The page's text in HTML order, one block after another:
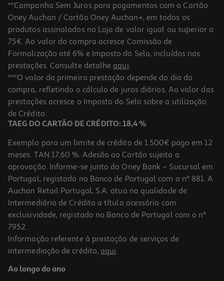
**Campanha Sem Juros para pagamentos com o Cartão
Oney Auchan / Cartão Oney Auchan+, em todos os
produtos assinalados na Loja de valor igual ou superior a
75€. Ao valor da compra acresce Comissão de
Formalização até 6% e Imposto do Selo, incluídos nas
prestações. Consulte detalhe aqui.
***O valor da primeira prestação depende do dia da
compra, refletindo o cálculo de juros diários. Ao valor das
prestações acresce o Imposto do Selo sobre a utilização
de Crédito.
TAEG DO CARTÃO DE CRÉDITO: 18,4 %
Exemplo para um limite de crédito de 1.500€ pago em 12
meses. TAN 17,60 %. Adesão ao Cartão sujeita a
aprovação. Informe-se junto do Oney Bank – Sucursal em
Portugal, registado no Banco de Portugal com o nº 881. A
Auchan Retail Portugal, S.A. atua na qualidade de
Intermediário de Crédito a título acessório com
exclusividade, registado no Banco de Portugal com o nº
7952.
Informação referente à prestação de serviços de
intermediação de crédito, aqui.
Ao longo do ano